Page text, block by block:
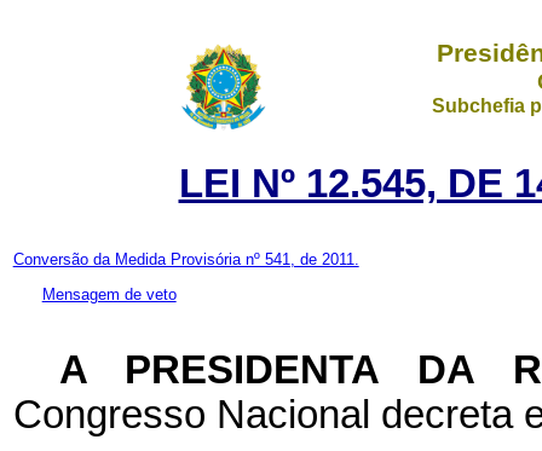
Subchefia
LEI Nº 12.545, DE
Conversão da Medida Provisória nº 541, de 2011.
Mensagem de veto
A PRESIDENTA DA
Congresso Nacional decreta